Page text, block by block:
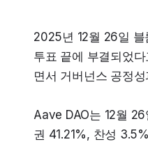
2025년 12월 26일 블
투표 끝에 부결되었
면서 거버넌스 공정
Aave DAO는 12월
권 41.21%, 찬성